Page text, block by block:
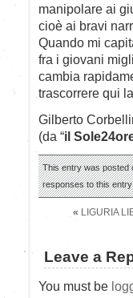
manipolare ai
cioè ai bravi
Quando mi
fra i giovani
cambia
trascorrere qui
Gilberto
(da “il
This entry was posted
responses to this
« LIGURIA
Leave a
You must be